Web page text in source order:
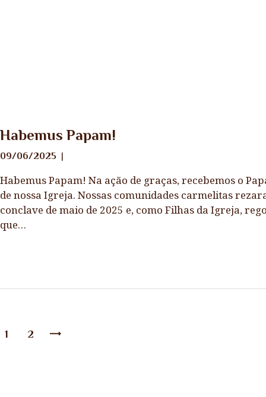
Habemus Papam!
09/06/2025
Habemus Papam! Na ação de graças, recebemos o
de nossa Igreja. Nossas comunidades carmelitas
conclave de maio de 2025 e, como Filhas da Igreja,
que…
1 2